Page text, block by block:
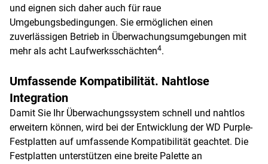
und eignen sich daher auch für raue
Umgebungsbedingungen. Sie ermöglichen einen
zuverlässigen Betrieb in Überwachungsumgebungen mit
mehr als acht Laufwerksschächten4.
Umfassende Kompatibilität. Nahtlose
Integration
Damit Sie Ihr Überwachungssystem schnell und nahtlos
erweitern können, wird bei der Entwicklung der WD Purple-
Festplatten auf umfassende Kompatibilität geachtet. Die
Festplatten unterstützen eine breite Palette an